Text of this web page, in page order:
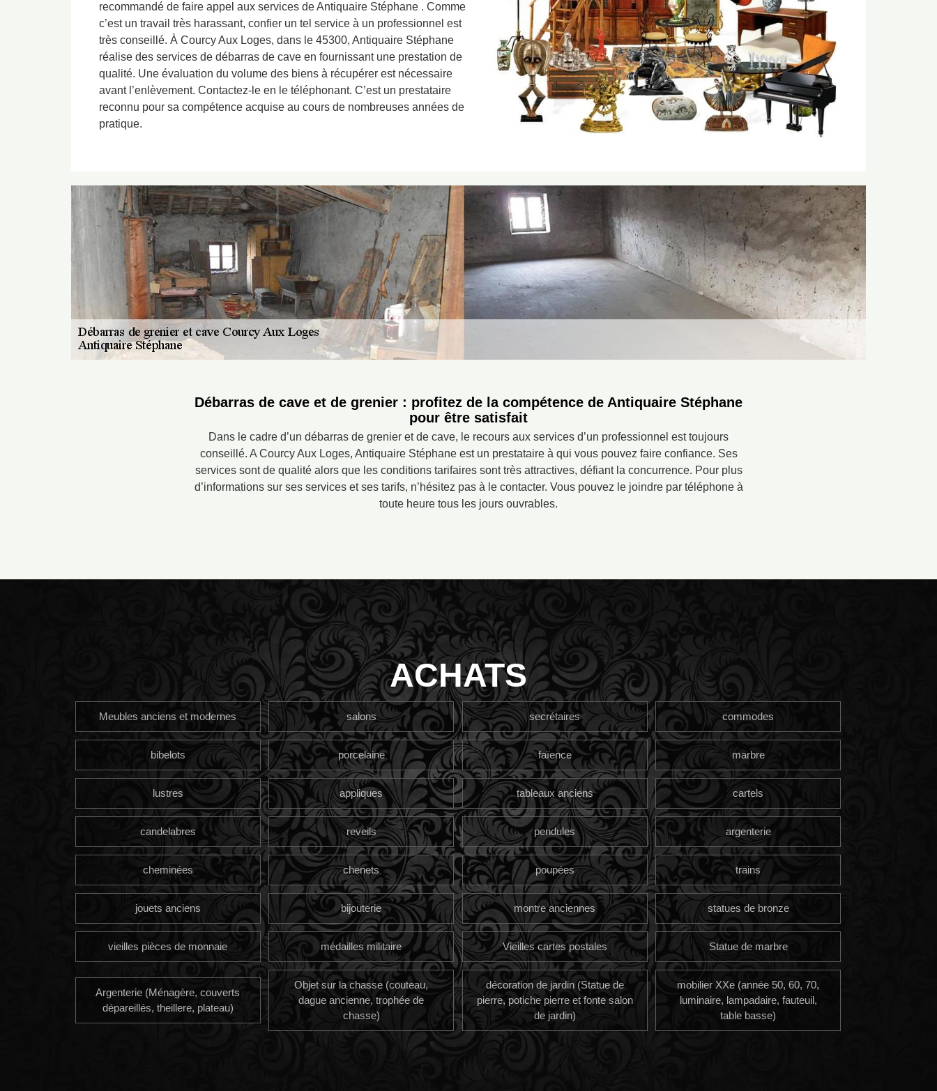
recommandé de faire appel aux services de Antiquaire Stéphane . Comme
c’est un travail très harassant, confier un tel service à un professionnel est
très conseillé. À Courcy Aux Loges, dans le 45300, Antiquaire Stéphane
réalise des services de débarras de cave en fournissant une prestation de
qualité. Une évaluation du volume des biens à récupérer est nécessaire
avant l’enlèvement. Contactez-le en le téléphonant. C’est un prestataire
reconnu pour sa compétence acquise au cours de nombreuses années de
pratique.
Débarras de cave et de grenier : profitez de la compétence de Antiquaire Stéphane
pour être satisfait
Dans le cadre d’un débarras de grenier et de cave, le recours aux services d’un professionnel est toujours
conseillé. A Courcy Aux Loges, Antiquaire Stéphane est un prestataire à qui vous pouvez faire confiance. Ses
services sont de qualité alors que les conditions tarifaires sont très attractives, défiant la concurrence. Pour plus
d’informations sur ses services et ses tarifs, n’hésitez pas à le contacter. Vous pouvez le joindre par téléphone à
toute heure tous les jours ouvrables.
ACHATS
Meubles anciens et modernes salons secrétaires commodes
bibelots porcelaine faïence marbre
lustres appliques tableaux anciens cartels
candelabres reveils pendules argenterie
cheminées chenets poupées trains
jouets anciens bijouterie montre anciennes statues de bronze
vieilles pièces de monnaie médailles militaire Vieilles cartes postales Statue de marbre
Argenterie (Ménagère, couverts
dépareillés, theillere, plateau)
Objet sur la chasse (couteau,
dague ancienne, trophée de
chasse)
décoration de jardin (Statue de
pierre, potiche pierre et fonte salon
de jardin)
mobilier XXe (année 50, 60, 70,
luminaire, lampadaire, fauteuil,
table basse)